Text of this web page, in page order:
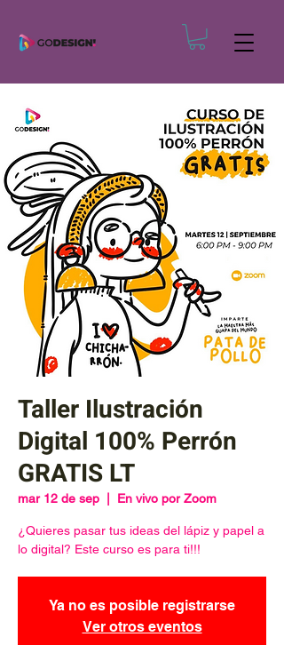
Taller Ilustración
Digital 100% Perrón
GRATIS LT
mar 12 de sep
  |
En vivo por Zoom
¿Quieres pasar tus ideas del lápiz y papel a
lo digital? Este curso es para ti!!!
Ya no es posible registrarse
Ver otros eventos